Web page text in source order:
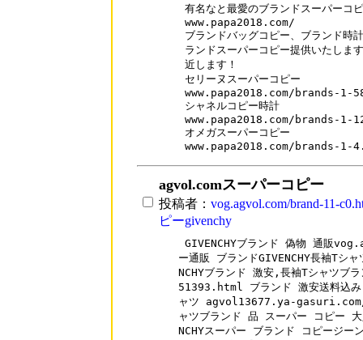
有名なと最愛のブランドスーパーコ
www.papa2018.com/
ブランドバッグコピー、ブランド時
ランドスーパーコピー提供いたしま
近します！
セリーヌスーパーコピー
www.papa2018.com/brands-
シャネルコピー時計
www.papa2018.com/brands-
オメガスーパーコピー
agvol.comスーパーコピー
投稿者： vog.agvol.com/brand-11-
ピーgivenchy
GIVENCHYブランド 偽物 通販
ー通販 ブランドGIVENCHY長袖Tシ
NCHYブランド 激安,長袖Tシャツ
51393.html ブランド 激安送料込み
ャツ agvol13677.ya-gasuri.com/
ャツブランド 品 スーパー コピー 大
NCHYスーパー ブランド コピージ